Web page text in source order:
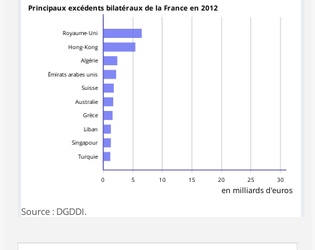
Principaux excédents bilatéraux de la France en 2012
0 5 10 15 20 25 30
en milliards d'euros
Royaume-Uni
Hong-Kong
Algérie
Émirats arabes unis
Suisse
Australie
Grèce
Liban
Singapour
Turquie
Source : DGDDI.